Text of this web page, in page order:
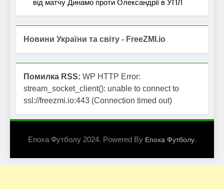
від матчу Динамо проти Олександрії в УПЛ
Новини України та світу - FreeZMI.io
Помилка RSS: WP HTTP Error:
stream_socket_client(): unable to connect to
ssl://freezmi.io:443 (Connection timed out)
Епоха Футболу 2024. Powered By Епоха Футболу.